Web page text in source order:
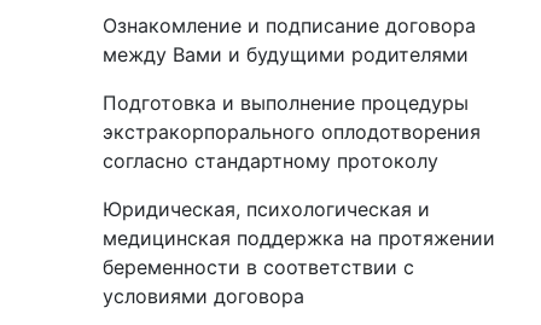
Ознакомление и подписание договора
между Вами и будущими родителями
Подготовка и выполнение процедуры
экстракорпорального оплодотворения
согласно стандартному протоколу
Юридическая, психологическая и
медицинская поддержка на протяжении
беременности в соответствии с
условиями договора